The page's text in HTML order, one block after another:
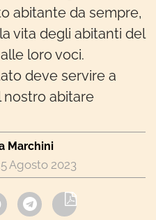
abitante da sempre,
vita degli abitanti del
loro voci.
deve servire a
nostro abitare
Marchini
Agosto 2023